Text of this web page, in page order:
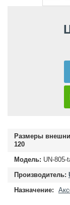
Размеры
120
Модель: UN-805-
Производитель:
Назначение: